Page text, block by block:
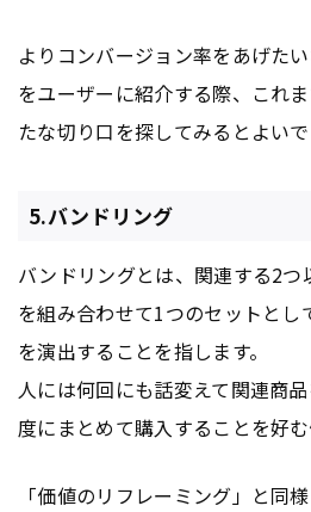
よりコンバージョン率をあげた
をユーザーに紹介する際、これ
たな切り口を探してみるとよいで
5.バンドリング
バンドリングとは、関連する2つ
を組み合わせて1つのセットと
を演出することを指します。
人には何回にも話変えて関連商
度にまとめて購入することを好む
「価値のリフレーミング」と同